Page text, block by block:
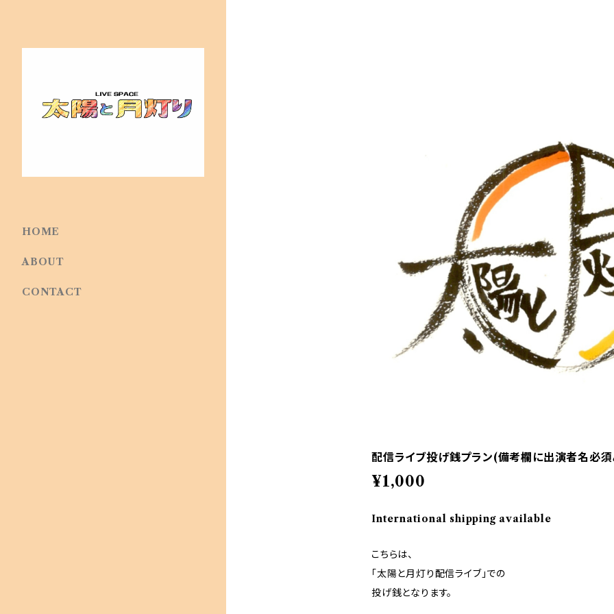
配信ライブ投げ銭プラン(備考欄に出演者名必
¥1,000
International shipping available
こちらは、
「太陽と月灯り配信ライブ」での
投げ銭となります。
HOME
ABOUT
CONTACT